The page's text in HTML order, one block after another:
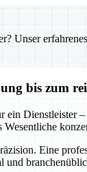
Unser
bis zum
Dienstleister
Eine